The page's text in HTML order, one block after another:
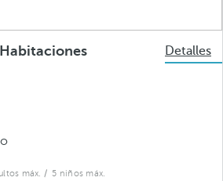
Detalles
máx. / 5 niños máx.